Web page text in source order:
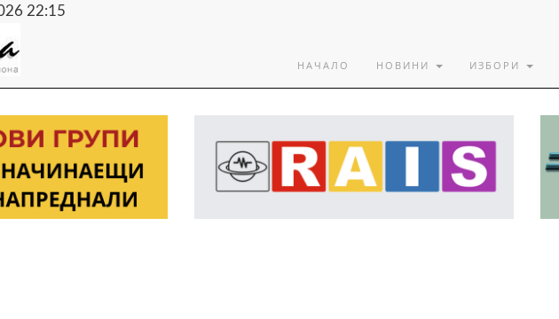
22:15
НАЧАЛО НОВИНИ ИЗБОРИ